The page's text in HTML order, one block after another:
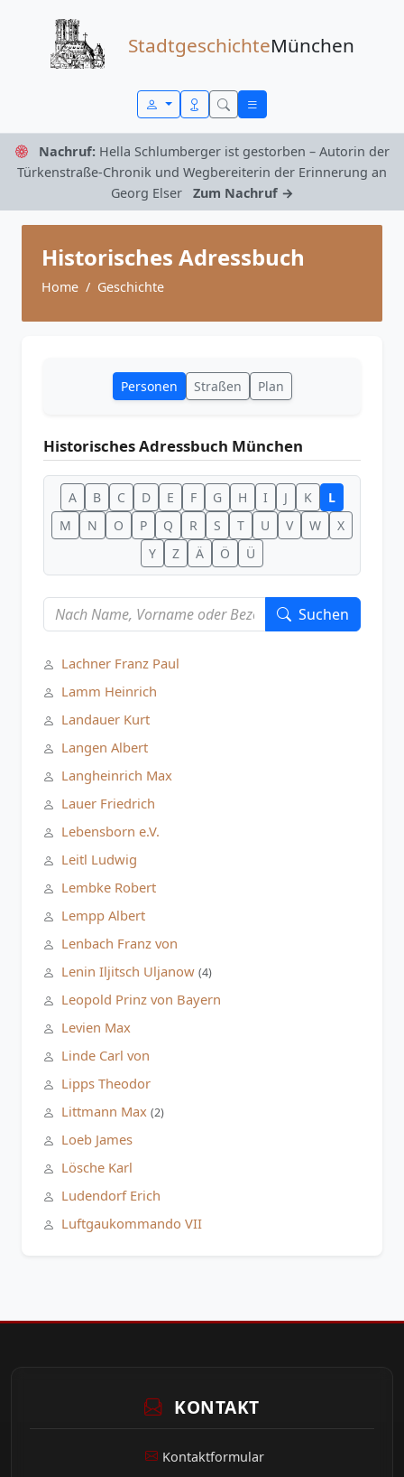
StadtgeschichteMünchen
Nachruf: Hella Schlumberger ist gestorben – Autorin der
Türkenstraße-Chronik und Wegbereiterin der Erinnerung an
Georg Elser
Zum Nachruf →
Historisches Adressbuch
Home Geschichte
Personen Straßen Plan
Historisches Adressbuch München
A B C D E F G H I J K
L
M
N O P Q R S T U V W
X
Y
Z Ä Ö Ü
Suchen
Lachner Franz Paul
Lamm Heinrich
Landauer Kurt
Langen Albert
Langheinrich Max
Lauer Friedrich
Lebensborn e.V.
Leitl Ludwig
Lembke Robert
Lempp Albert
Lenbach Franz von
Lenin Iljitsch Uljanow (4)
Leopold Prinz von Bayern
Levien Max
Linde Carl von
Lipps Theodor
Littmann Max (2)
Loeb James
Lösche Karl
Ludendorf Erich
Luftgaukommando VII
KONTAKT
Kontaktformular